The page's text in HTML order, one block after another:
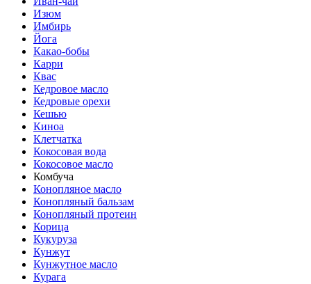
Изюм
Имбирь
Йога
Какао-бобы
Карри
Квас
Кедровое масло
Кедровые орехи
Кешью
Киноа
Клетчатка
Кокосовая вода
Кокосовое масло
Комбуча
Конопляное масло
Конопляный бальзам
Конопляный протеин
Корица
Кукуруза
Кунжут
Кунжутное масло
Курага